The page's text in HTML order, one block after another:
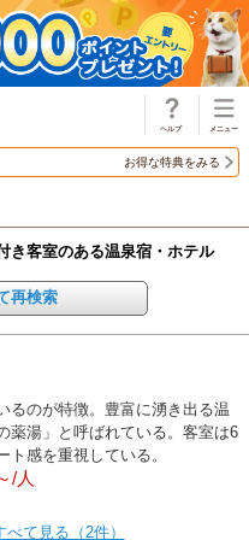
お得な特典をみる
き客室のある温泉宿・ホテル
再検索
るのが特徴。豊富に湧き出る温
薬湯」と呼ばれている。客室は6
感を重視している。
/人
て見る（2件）